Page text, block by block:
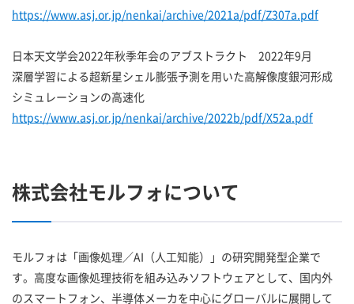
https://www.asj.or.jp/nenkai/archive/2021a/pdf/Z307a.pdf
日本天文学会2022年秋季年会のアブストラクト 2022年9月
深層学習による超新星シェル膨張予測を用いた高解像度銀河形成
シミュレーションの高速化
https://www.asj.or.jp/nenkai/archive/2022b/pdf/X52a.pdf
株式会社モルフォについて
モルフォは「画像処理／AI（人工知能）」の研究開発型企業で
す。高度な画像処理技術を組み込みソフトウェアとして、国内外
のスマートフォン、半導体メーカを中心にグローバルに展開して